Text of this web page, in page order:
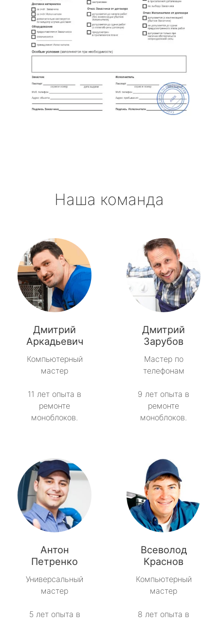
Наша команда
Дмитрий
Аркадьевич
Компьютерный
мастер
11 лет опыта в
ремонте
моноблоков.
Дмитрий
Зарубов
Мастер по
телефонам
9 лет опыта в
ремонте
моноблоков.
Антон
Петренко
Универсальный
мастер
5 лет опыта в
Всеволод
Краснов
Компьютерный
мастер
8 лет опыта в